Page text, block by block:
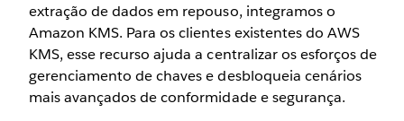
extração de dados em repouso, integramos o
Amazon KMS. Para os clientes existentes do AWS
KMS, esse recurso ajuda a centralizar os esforços de
gerenciamento de chaves e desbloqueia cenários
mais avançados de conformidade e segurança.